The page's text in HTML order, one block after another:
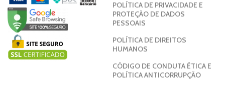
POLÍTICA DE PRIVACIDADE E
PROTEÇÃO DE DADOS
PESSOAIS
POLÍTICA DE DIREITOS
HUMANOS
CÓDIGO DE CONDUTA ÉTICA E
POLÍTICA ANTICORRUPÇÃO